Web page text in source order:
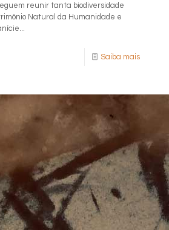
reunir tanta biodiversidade
Natural da Humanidade e
Saiba mais